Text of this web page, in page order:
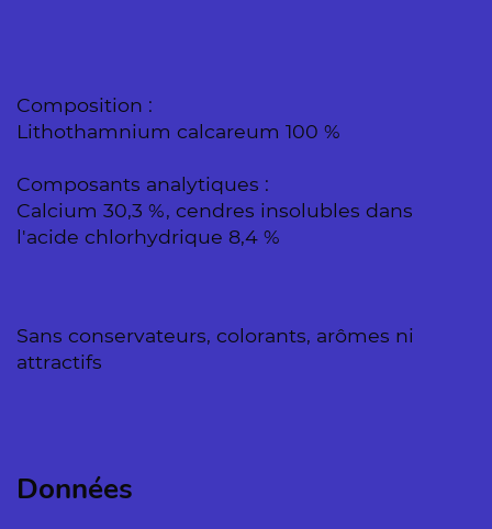
Composition :
Lithothamnium calcareum 100 %
Composants analytiques :
Calcium 30,3 %, cendres insolubles dans
l'acide chlorhydrique 8,4 %
Sans conservateurs, colorants, arômes ni
attractifs
Données